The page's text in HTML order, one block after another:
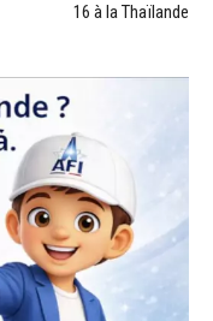
16 à la Thaïlande